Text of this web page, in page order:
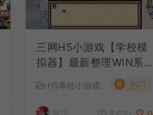
三网H5小游戏【学校模
拟器】最新整理WIN系
服务端+Linux手工服务
端+详细搭建教程
H5单机小游戏 # 热门
波少